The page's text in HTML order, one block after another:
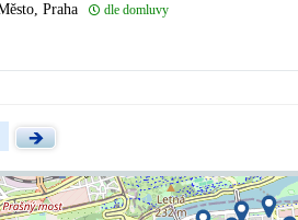
Praha dle domluvy